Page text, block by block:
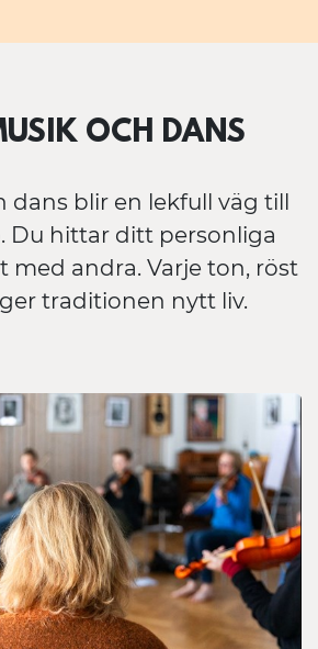
OCH DANS
dans blir en lekfull väg till
Du hittar ditt personliga
med andra. Varje ton, röst
traditionen nytt liv.